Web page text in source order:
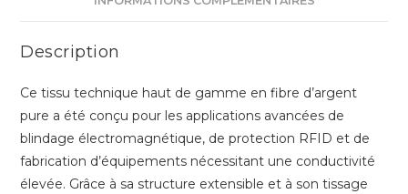
Blindage
EMF,
et
Réduction
de
Signature
Thermique
Description
Ce tissu technique haut de gamme en fibre d’argent
pure a été conçu pour les applications avancées de
blindage électromagnétique, de protection RFID et de
fabrication d’équipements nécessitant une conductivité
élevée. Grâce à sa structure extensible et à son tissage